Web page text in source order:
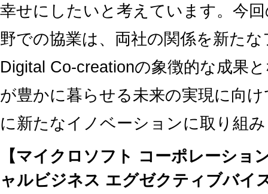
幸せにしたいと考えています。今
野での協業は、両社の関係を新た
Digital Co-creationの象徴的な成果
が豊かに暮らせる未来の実現に向
に新たなイノベーションに取り組
【マイクロソフト コーポレーショ
ャルビジネス エグゼクティブバイ